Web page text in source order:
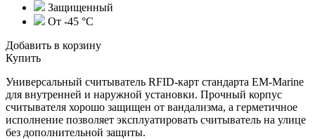
Защищенный
От -45 °С
Добавить в корзину
Купить
Универсальный считыватель RFID-карт стандарта EM-Marine
для внутренней и наружной установки. Прочный корпус
считывателя хорошо защищен от вандализма, а герметичное
исполнение позволяет эксплуатировать считыватель на улице
без дополнительной защиты.